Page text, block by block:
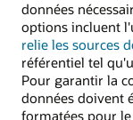
données
options incluent
relie les sources
référentiel tel
Pour garantir la
données doivent
formatées pour